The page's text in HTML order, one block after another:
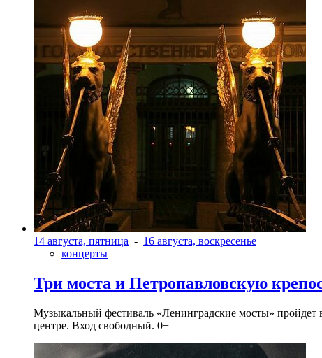
14 августа, пятница - 16 августа, воскресенье
концерты
Три моста и Петропавловскую
Музыкальный фестиваль «Ленинградские мосты» пройдет
центре. Вход свободный. 0+